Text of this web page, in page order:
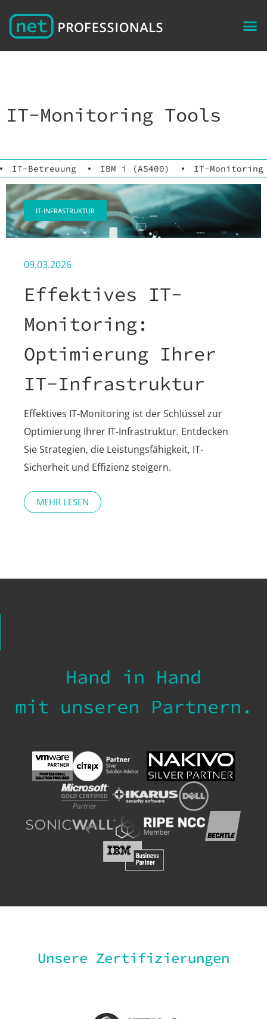
IT-Monitoring Tools
IT-Betreuung IBM i (AS400) IT-Monitoring
IT-INFRASTRUKTUR
09.03.2026
Effektives IT-
Monitoring:
Optimierung Ihrer
IT-Infrastruktur
Effektives IT-Monitoring ist der Schlüssel zur
Optimierung Ihrer IT-Infrastruktur. Entdecken
Sie Strategien, die Leistungsfähigkeit, IT-
Sicherheit und Effizienz steigern.
MEHR LESEN
Hand in Hand
mit unseren Partnern.
Unsere Zertifizierungen